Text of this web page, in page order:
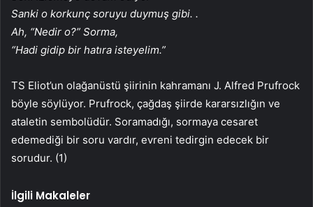
Sanki o korkunç soruyu duymuş gibi. .
Ah, “Nedir o?” Sorma,
“Hadi gidip bir hatıra isteyelim.”
TS Eliot’un olağanüstü şiirinin kahramanı J. Alfred Prufrock
böyle söylüyor. Prufrock, çağdaş şiirde kararsızlığın ve
ataletin sembolüdür. Soramadığı, sormaya cesaret
edemediği bir soru vardır, evreni tedirgin edecek bir
sorudur. (1)
İlgili Makaleler